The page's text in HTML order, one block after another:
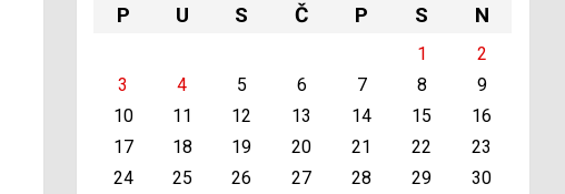
P U S Č P S N
1
2
3
4 5 6 7 8
9
10
11 12 13 14 15
16
17
18 19 20 21 22
23
24
25 26 27 28 29
30